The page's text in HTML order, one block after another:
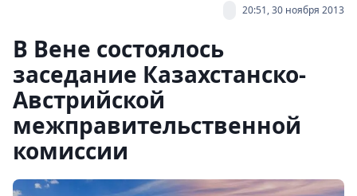
20:51, 30 ноября 2013
В Вене состоялось
заседание Казахстанско-
Австрийской
межправительственной
комиссии